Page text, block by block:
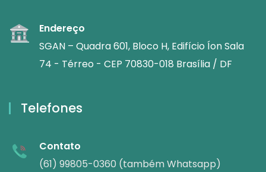
Endereço
SGAN – Quadra 601, Bloco H, Edifício Íon Sala
74 - Térreo - CEP 70830-018 Brasília / DF
Telefones
Contato
(61) 99805-0360 (também Whatsapp)